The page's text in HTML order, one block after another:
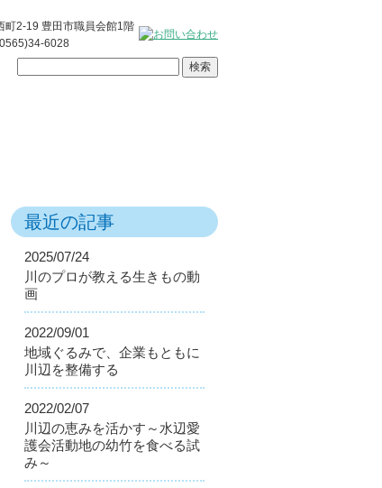
2-19 豊田市職員会館1階
6028
最近の記事
2025/07/24
川のプロが教える生きもの動
画
2022/09/01
地域ぐるみで、企業もともに
川辺を整備する
2022/02/07
川辺の恵みを活かす～水辺愛
護会活動地の幼竹を食べる試
み～